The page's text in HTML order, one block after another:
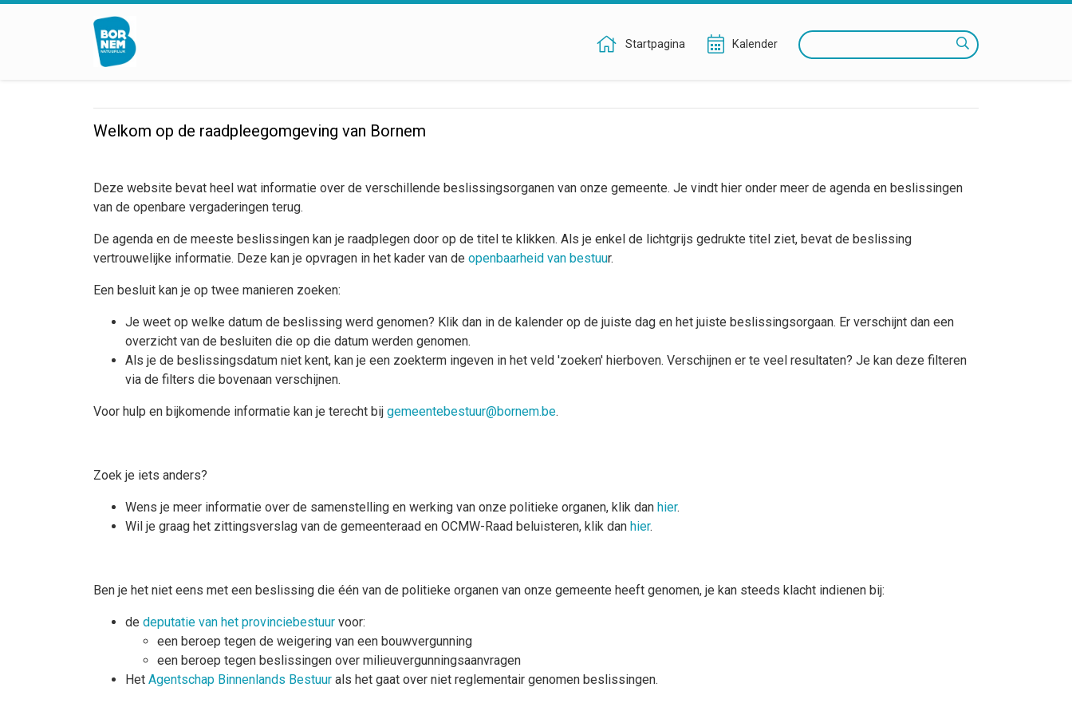
Startpagina Kalender Zoeken
Welkom op de raadpleegomgeving van Bornem
Deze website bevat heel wat informatie over de verschillende beslissingsorganen van onze gemeente. Je vindt hier onder meer de agenda en beslissingen
van de openbare vergaderingen terug.
De agenda en de meeste beslissingen kan je raadplegen door op de titel te klikken. Als je enkel de lichtgrijs gedrukte titel ziet, bevat de beslissing
vertrouwelijke informatie. Deze kan je opvragen in het kader van de openbaarheid van bestuur.
Een besluit kan je op twee manieren zoeken:
Je weet op welke datum de beslissing werd genomen? Klik dan in de kalender op de juiste dag en het juiste beslissingsorgaan. Er verschijnt dan een
overzicht van de besluiten die op die datum werden genomen.
Als je de beslissingsdatum niet kent, kan je een zoekterm ingeven in het veld 'zoeken' hierboven. Verschijnen er te veel resultaten? Je kan deze filteren
via de filters die bovenaan verschijnen.
Voor hulp en bijkomende informatie kan je terecht bij gemeentebestuur@bornem.be.
Zoek je iets anders?
Wens je meer informatie over de samenstelling en werking van onze politieke organen, klik dan hier.
Wil je graag het zittingsverslag van de gemeenteraad en OCMW-Raad beluisteren, klik dan hier.
Ben je het niet eens met een beslissing die één van de politieke organen van onze gemeente heeft genomen, je kan steeds klacht indienen bij:
de deputatie van het provinciebestuur voor:
een beroep tegen de weigering van een bouwvergunning
een beroep tegen beslissingen over milieuvergunningsaanvragen
Het Agentschap Binnenlands Bestuur als het gaat over niet reglementair genomen beslissingen.